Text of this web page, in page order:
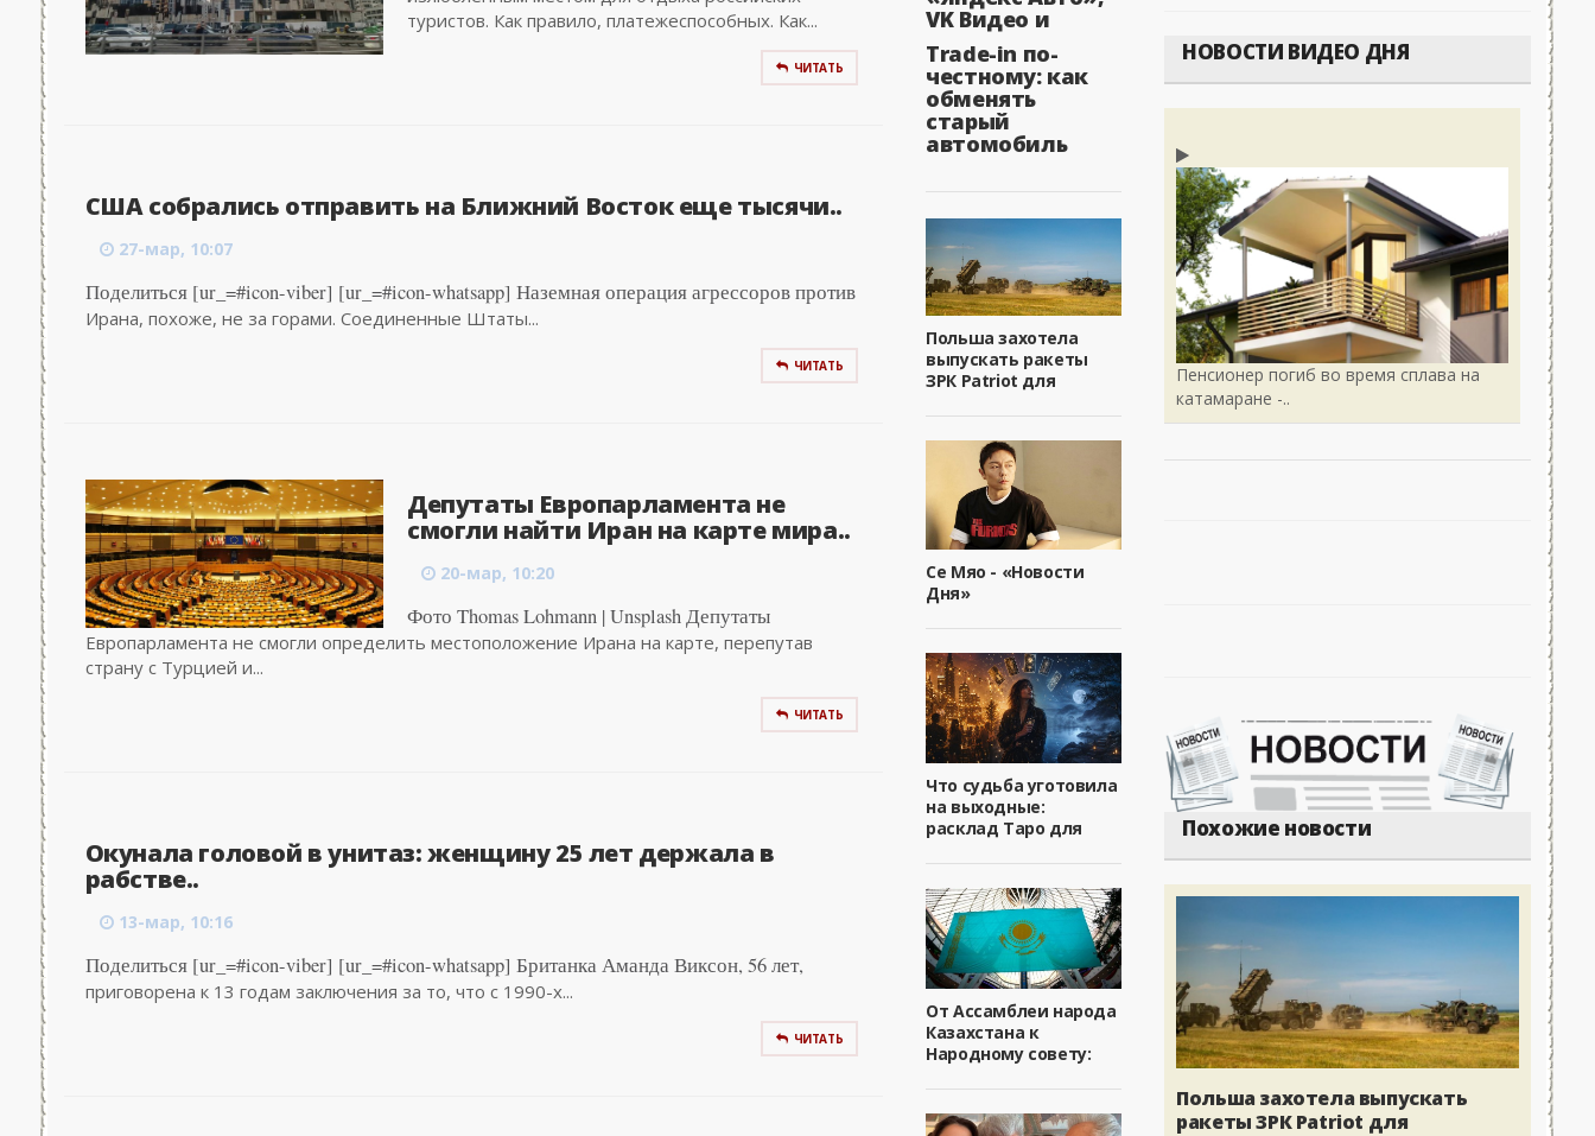
туристов. Как правило, платежеспособных. Как...
ЧИТАТЬ
США собрались отправить на Ближний Восток еще тысячи..
27-мар, 10:07
Поделиться [ur_=#icon-viber] [ur_=#icon-whatsapp] Наземная операция агрессоров против
Ирана, похоже, не за горами. Соединенные Штаты...
ЧИТАТЬ
Депутаты Европарламента не
смогли найти Иран на карте мира..
20-мар, 10:20
Фото Thomas Lohmann | Unsplash Депутаты
Европарламента не смогли определить местоположение Ирана на карте, перепутав
страну с Турцией и...
ЧИТАТЬ
Окунала головой в унитаз: женщину 25 лет держала в
рабстве..
13-мар, 10:16
Поделиться [ur_=#icon-viber] [ur_=#icon-whatsapp] Британка Аманда Виксон, 56 лет,
приговорена к 13 годам заключения за то, что с 1990-х...
ЧИТАТЬ
VK Видео и
Trade-in по-
честному: как
обменять
старый
автомобиль
Польша захотела
выпускать ракеты
ЗРК Patriot для
Се Мяо - «Новости
Дня»
Что судьба уготовила
на выходные:
расклад Таро для
От Ассамблеи народа
Казахстана к
Народному совету:
НОВОСТИ ВИДЕО ДНЯ
Пенсионер погиб во время сплава на
катамаране -..
Похожие новости
Польша захотела выпускать
ракеты ЗРК Patriot для